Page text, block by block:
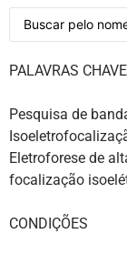
PALAVRAS
Pesquisa de
Eletroforese de
focalização
CONDIÇÕES